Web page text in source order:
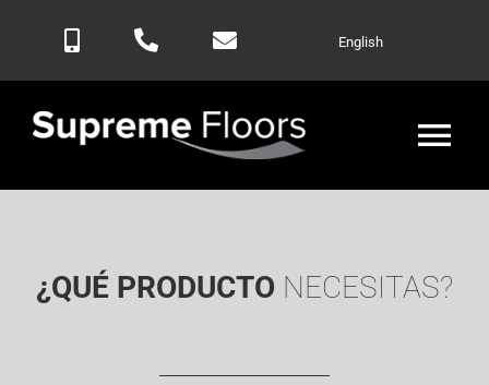
English
Productos
¿QUÉ PRODUCTO NECESITAS?